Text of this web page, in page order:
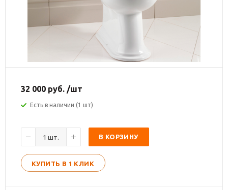
32 000 руб. /шт
Есть в наличии (1 шт)
В КОРЗИНУ
КУПИТЬ В 1 КЛИК